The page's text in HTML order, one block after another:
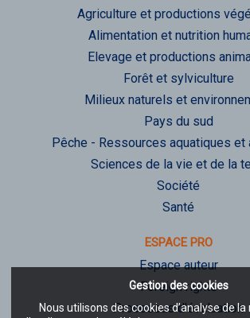
Gestion des cookies
Nous utilisons des cookies d’analyse de
Agriculture et productions
Alimentation et nutrition
Elevage et productions
Forêt et sylviculture
Milieux naturels et
Pays du sud
Pêche - Ressources aquatiques et
Sciences de la vie et de la
Société
Santé
ESPACE PRO
Espace auteur
Foreign rights
Processus d'évaluation